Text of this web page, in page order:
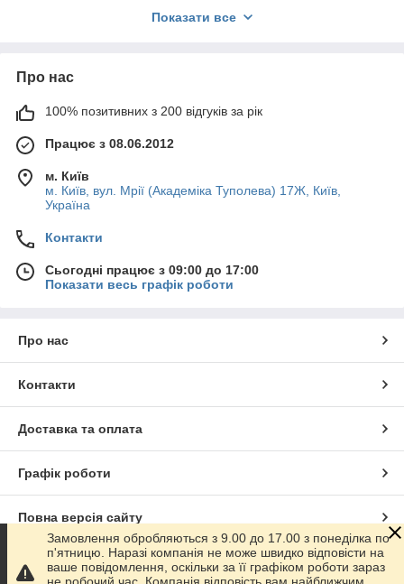
Давайте поговоримо про це детальніше.
Зварювальні електроди бувають двох типів: плавляться
(вольфрам, графіт і електротехнічний вугілля). Але ця
знати, яке призначення у куплених вами електродів.
Отже, за цим параметром електроди поділяються на:
низьколегованими сталями;
·
ті, які виробляють для зварювальних робіт з легованими
теплоустойчивыми сталями;
·
ті, які виробляють для зварювальних робіт з
високолегованими сталей з особливими властивостями;
·
ті, які виробляють для наплавлення поверхневих шарів з
Тому, якщо вам необхідний електрод для нержавійки, купуйте
вологи, тому упаковка повинна бути герметичною без дефектів.
Звертайте увагу на те, як електроди зберігаються у продавця. У
Показати все
Про нас
100% позитивних з 200 відгуків за рік
Працює з 08.06.2012
м. Київ
м. Київ, вул. Мрії (Академіка Туполева) 17Ж, Київ,
Україна
Контакти
Сьогодні працює з 09:00 до 17:00
Показати весь графік роботи
Про нас
Контакти
Доставка та оплата
Графік роботи
Повна версія сайту
Сайт створено на маркетплейсі Prom.ua
Замовлення обробляються з 9.00 до 17.00 з понеділка по
п'ятницю. Наразі компанія не може швидко відповісти на
ваше повідомлення, оскільки за її графіком роботи зараз